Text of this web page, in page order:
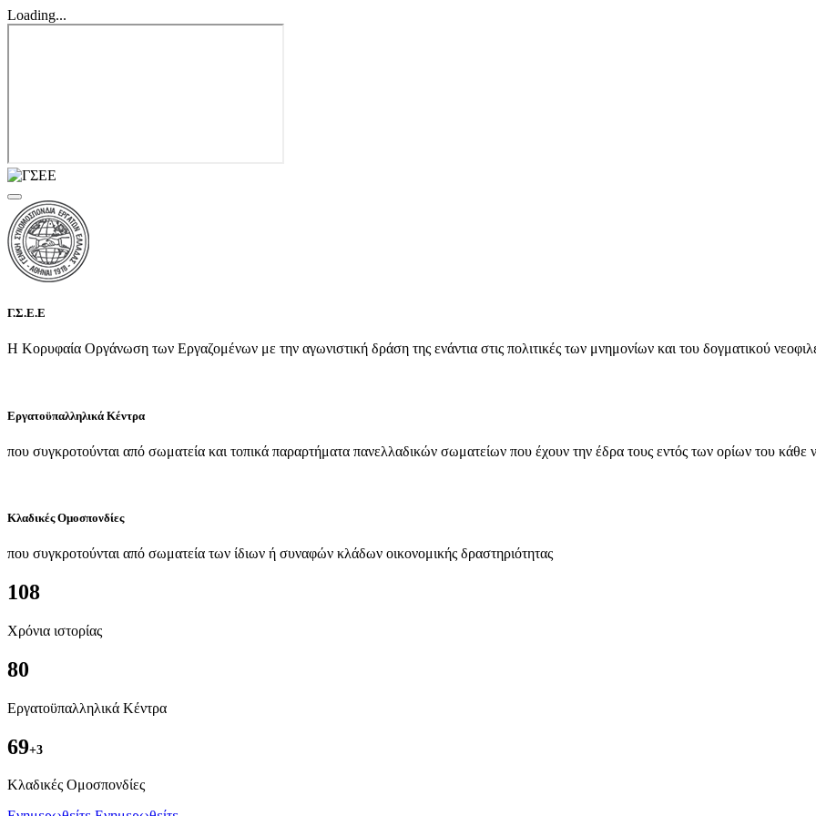
Loading...
Γ.Σ.Ε.Ε
Η Κορυφαία Οργάνωση των Εργαζομένων με την αγωνιστική δράση της ενάντια στις πολιτικές των μνημονίων και του δογματικού
Εργατοϋπαλληλικά Κέντρα
που συγκροτούνται από σωματεία και τοπικά παραρτήματα πανελλαδικών σωματείων που έχουν την έδρα τους εντός των ορίων του κάθε
Κλαδικές Ομοσπονδίες
που συγκροτούνται από σωματεία των ίδιων ή συναφών κλάδων οικονομικής δραστηριότητας
108
Χρόνια ιστορίας
80
Εργατοϋπαλληλικά Κέντρα
69+3
Kλαδικές Ομοσπονδίες